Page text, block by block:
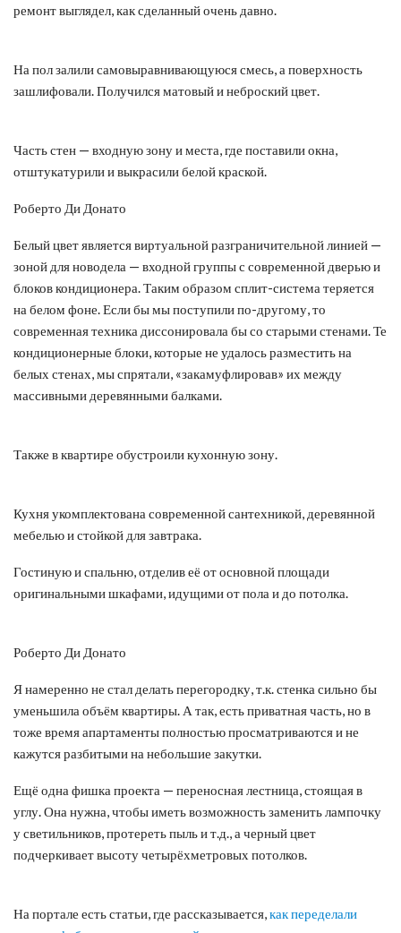
ремонт выглядел, как сделанный очень давно.
На пол залили самовыравнивающуюся смесь, а поверхность
зашлифовали. Получился матовый и неброский цвет.
Часть стен — входную зону и места, где поставили окна,
отштукатурили и выкрасили белой краской.
Роберто Ди Донато
Белый цвет является виртуальной разграничительной линией —
зоной для новодела — входной группы с современной дверью и
блоков кондиционера. Таким образом сплит-система теряется
на белом фоне. Если бы мы поступили по-другому, то
современная техника диссонировала бы со старыми стенами. Те
кондиционерные блоки, которые не удалось разместить на
белых стенах, мы спрятали, «закамуфлировав» их между
массивными деревянными балками.
Также в квартире обустроили кухонную зону.
Кухня укомплектована современной сантехникой, деревянной
мебелью и стойкой для завтрака.
Гостиную и спальню, отделив её от основной площади
оригинальными шкафами, идущими от пола и до потолка.
Роберто Ди Донато
Я намеренно не стал делать перегородку, т.к. стенка сильно бы
уменьшила объём квартиры. А так, есть приватная часть, но в
тоже время апартаменты полностью просматриваются и не
кажутся разбитыми на небольшие закутки.
Ещё одна фишка проекта — переносная лестница, стоящая в
углу. Она нужна, чтобы иметь возможность заменить лампочку
у светильников, протереть пыль и т.д., а черный цвет
подчеркивает высоту четырёхметровых потолков.
На портале есть статьи, где рассказывается,как переделали